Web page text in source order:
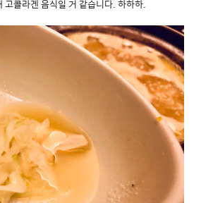
고콜라겐 음식일 거 같습니다. 하하하.